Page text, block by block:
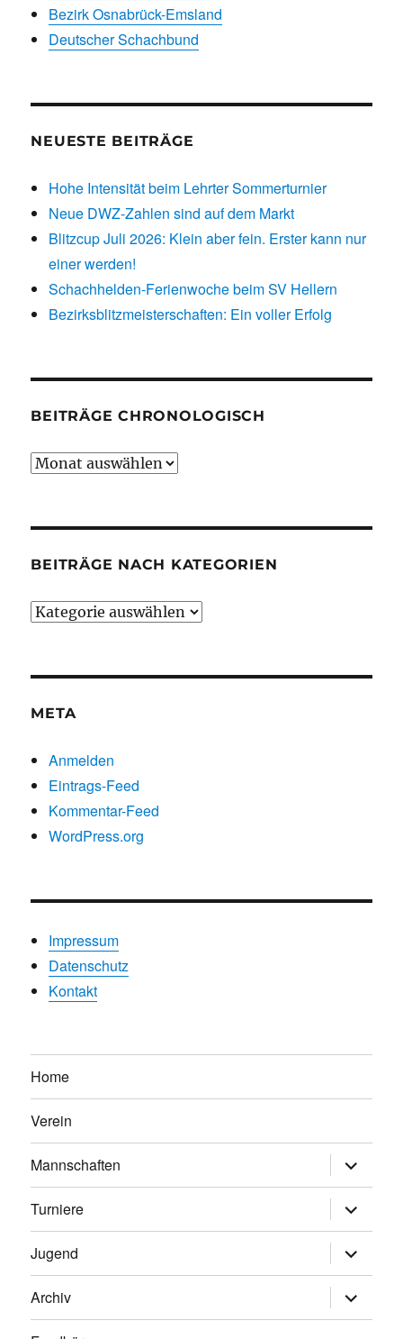
Bezirk Osnabrück-Emsland
Deutscher Schachbund
NEUESTE BEITRÄGE
Hohe Intensität beim Lehrter Sommerturnier
Neue DWZ-Zahlen sind auf dem Markt
Blitzcup Juli 2026: Klein aber fein. Erster kann nur
einer werden!
Schachhelden-Ferienwoche beim SV Hellern
Bezirksblitzmeisterschaften: Ein voller Erfolg
BEITRÄGE CHRONOLOGISCH
Beiträge
BEITRÄGE NACH KATEGORIEN
Beiträge
META
Anmelden
Eintrags-Feed
Kommentar-Feed
WordPress.org
Impressum
Datenschutz
Kontakt
Home
Verein
Mannschaften
anzeigen
Turniere
anzeigen
Jugend
anzeigen
Archiv
anzeigen